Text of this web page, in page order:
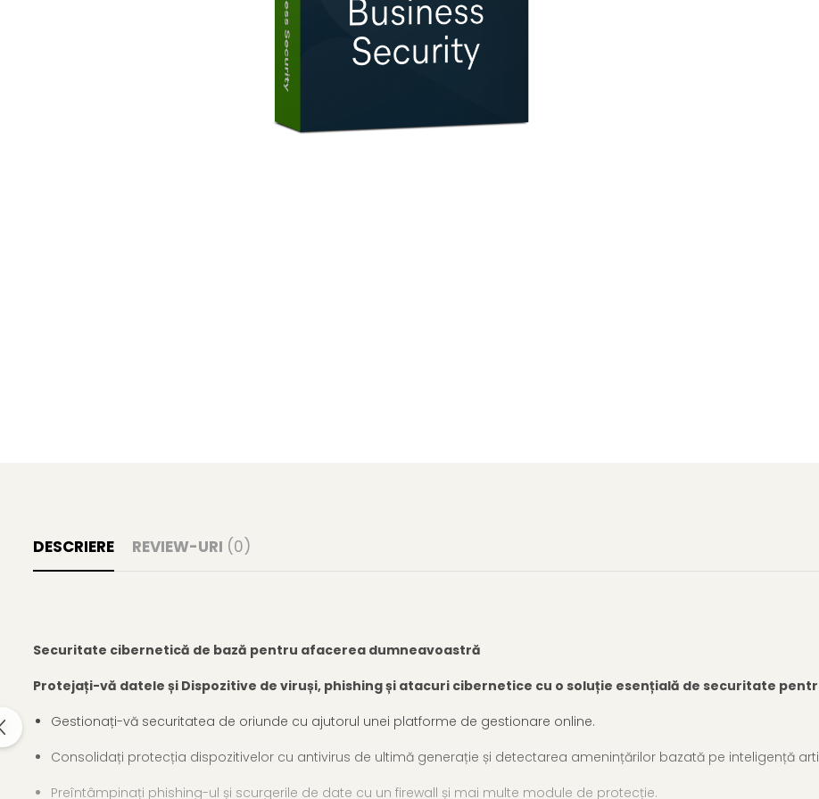
DESCRIERE REVIEW-URI (0)
Securitate cibernetică de bază pentru afacerea dumneavoastră
Protejați-vă datele și Dispozitive de viruși, phishing și atacuri cibernetice cu o soluție esențială de securitate
Gestionați-vă securitatea de oriunde cu ajutorul unei platforme de gestionare online.
Consolidați protecția dispozitivelor cu antivirus de ultimă generație și detectarea amenințărilor bazată pe inteligență
Preîntâmpinați phishing-ul și scurgerile de date cu un firewall și mai multe module de protecție.